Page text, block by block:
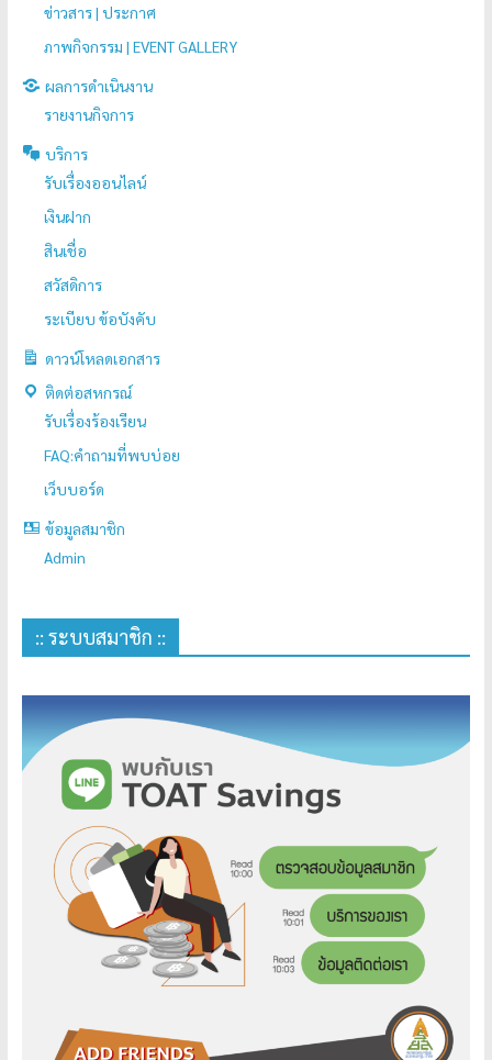
ข่าวสาร | ประกาศ
ภาพกิจกรรม | EVENT GALLERY
ผลการดำเนินงาน
รายงานกิจการ
บริการ
รับเรื่องออนไลน์
เงินฝาก
สินเชื่อ
สวัสดิการ
ระเบียบ ข้อบังคับ
ดาวน์โหลดเอกสาร
ติดต่อสหกรณ์
รับเรื่องร้องเรียน
FAQ:คำถามที่พบบ่อย
เว็บบอร์ด
ข้อมูลสมาชิก
Admin
:: ระบบสมาชิก ::